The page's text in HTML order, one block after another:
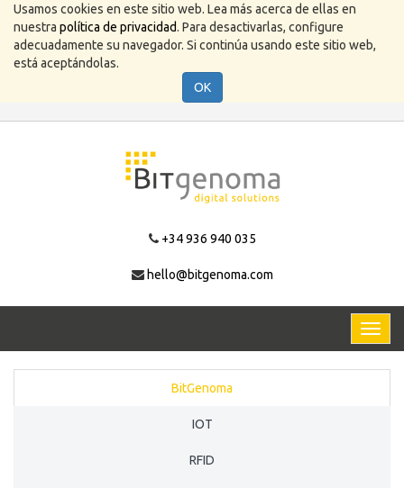
Usamos cookies en este sitio web. Lea más acerca de ellas en
nuestra política de privacidad. Para desactivarlas, configure
adecuadamente su navegador. Si continúa usando este sitio web,
está aceptándolas.
OK
+34 936 940 035
hello@bitgenoma.com
BitGenoma
IOT
RFID